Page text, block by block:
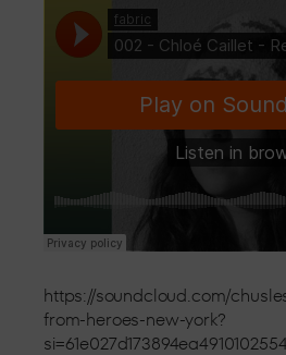
https://soundcloud.com/
from-heroes-new-york?